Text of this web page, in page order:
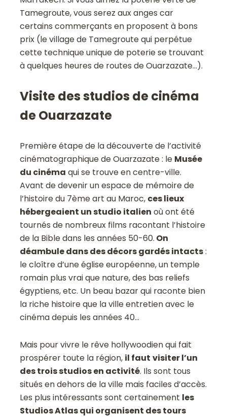
Tamegroute, vous serez aux anges car
certains commerçants en proposent à bons
prix (le village de Tamegroute qui perpétue
cette technique unique de poterie se trouvant
à quelques heures de routes de Ouarzazate…).
Visite des studios de cinéma
de Ouarzazate
Première étape de la découverte de l’activité
cinématographique de Ouarzazate : le Musée
du cinéma qui se trouve en centre-ville.
Avant de devenir un espace de mémoire de
l’histoire du 7ème art au Maroc, ces lieux
hébergeaient un studio italien où ont été
tournés de nombreux films racontant l’histoire
de la Bible dans les années 50-60. On
déambule dans des décors gardés intacts:
le cloître d’une église européenne, un temple
romain plus vrai que nature, des bas reliefs
égyptiens, etc. Un beau bazar qui raconte bien
la riche histoire que la ville entretien avec le
cinéma depuis les années 40…
Mais pour vivre le rêve hollywoodien qui fait
prospérer toute la région, il faut visiter l’un
des trois studios en activité. Ils sont tous
situés en dehors de la ville mais faciles d’accès.
Les plus intéressants sont certainement les
Studios Atlas qui organisent des tours